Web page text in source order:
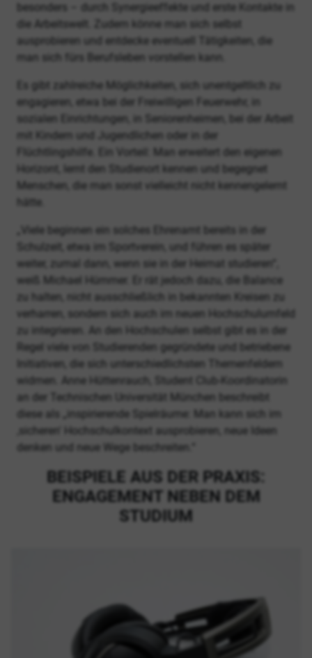
besonders – durch Synergieeffekte und erste Kontakte in
die Arbeitswelt. Zudem könne man sich selbst
ausprobieren und entdecke eventuell Tätigkeiten, die
man sich fürs Berufsleben vorstellen kann.
Es gibt zahlreiche Möglichkeiten, sich unentgeltlich zu
engagieren, etwa bei der Freiwilligen Feuerwehr, in
sozialen Einrichtungen, in Seniorenheimen, bei der Arbeit
mit Kindern und Jugendlichen oder in der
Flüchtlingshilfe. Ein Vorteil: Man erweitert den eigenen
Horizont, lernt den Studienort kennen und begegnet
Menschen, die man sonst vielleicht nicht kennengelernt
hätte.
„Viele beginnen ein solches Ehrenamt bereits in der
Schulzeit, etwa im Sportverein, und führen es später
weiter, zumal dann, wenn sie in der Heimat studieren“,
weiß Michael Hümmer. Er rät jedoch dazu, die Balance
zu halten, nicht ausschließlich in bekannten Kreisen zu
verharren, sondern sich auch im neuen Hochschulumfeld
zu integrieren. An den Hochschulen selbst gibt es in der
Regel viele von Studierenden gegründete und betriebene
Initiativen, die sich unterschiedlichsten Themenfeldern
widmen. Anne Hüttenrauch, Student Club-Koordinatorin
an der Technischen Universität München beschreibt
diese als „inspirierende Spielräume: Man kann sich im
,sicheren' Hochschulkontext ausprobieren, neue Ideen
denken und neue Wege beschreiten.“
BEISPIELE AUS DER PRAXIS:
ENGAGEMENT NEBEN DEM
STUDIUM